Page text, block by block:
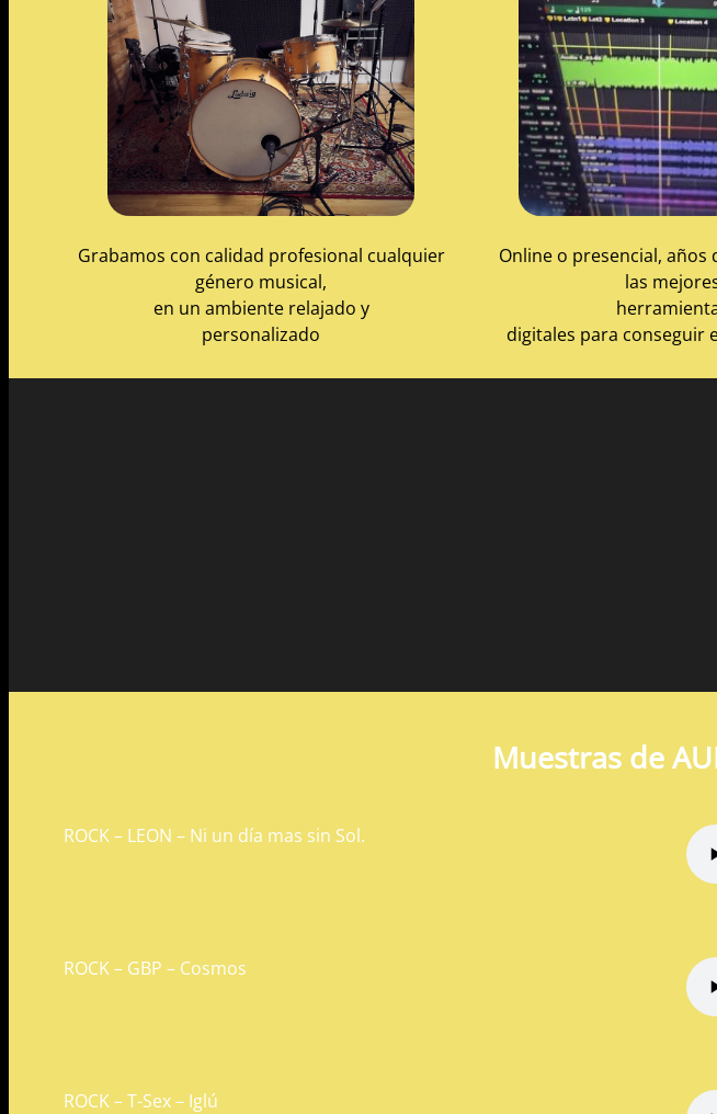
Grabamos con calidad profesional cualquier
género musical,
en un ambiente relajado y
personalizado
Online o presencial, años
las
digitales para conseguir
Muestras de
ROCK – LEON – Ni un día mas sin Sol.
ROCK – GBP – Cosmos
ROCK – T-Sex – Iglú